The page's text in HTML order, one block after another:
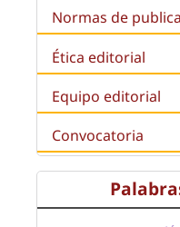
Normas de
Ética editorial
Equipo editorial
Convocatoria